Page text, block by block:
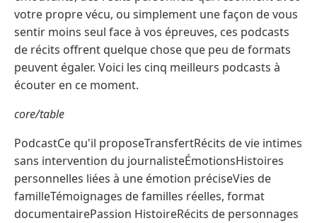
votre propre vécu, ou simplement une façon de vous
sentir moins seul face à vos épreuves, ces podcasts
de récits offrent quelque chose que peu de formats
peuvent égaler. Voici les cinq meilleurs podcasts à
écouter en ce moment.
core/table
PodcastCe qu'il proposeTransfertRécits de vie intimes
sans intervention du journalisteÉmotionsHistoires
personnelles liées à une émotion préciseVies de
familleTémoignages de familles réelles, format
documentairePassion HistoireRécits de personnages